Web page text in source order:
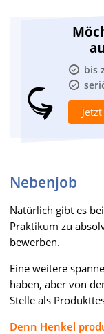
bis
Jetzt
Nebenjob
Natürlich gibt es
Praktikum zu
bewerben.
Eine weitere
haben, aber von
Stelle als
Denn Henkel